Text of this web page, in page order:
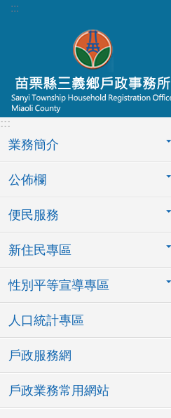
跳到主要內容區塊
:::
:::
業務簡介
公佈欄
便民服務
新住民專區
性別平等宣導專區
人口統計專區
戶政服務網
戶政業務常用網站